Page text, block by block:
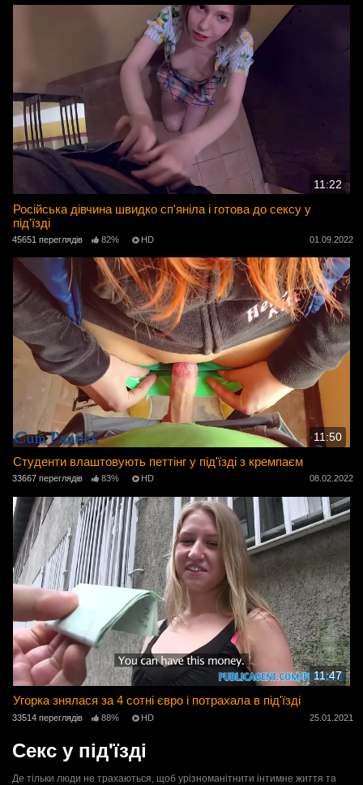
11:22
Російська дівчина швидко сп'яніла і готова до сексу у
під'їзді
45651 переглядів 82% HD 01.09.2022
11:50
Студенти влаштовують петтінг у під'їзді з кремпаєм
33667 переглядів 83% HD 08.02.2022
11:47
Угорка знялася за 4 сотні євро і потрахала в під'їзді
33514 переглядів 88% HD 25.01.2021
Секс у під'їзді
Де тільки люди не трахаються, щоб урізноманітнити інтимне життя та